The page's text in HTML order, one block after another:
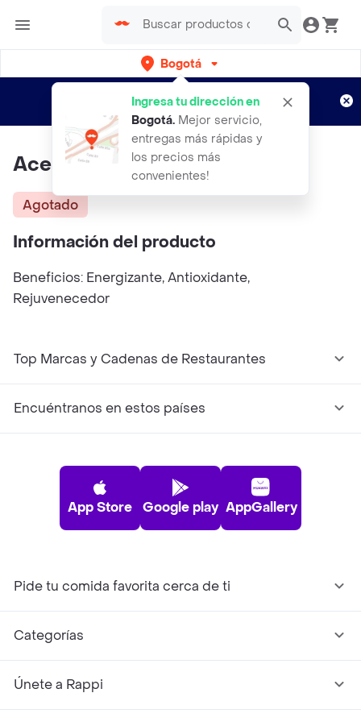
Bogotá
Ingresa tu dirección en
Bogotá. Mejor servicio,
entregas más rápidas y
los precios más
convenientes!
envíos gratis por semanas
Aplican TyC
Aceite Esencial, Jengibre
Agotado
Información del producto
Beneficios: Energizante, Antioxidante,
Rejuvenecedor
Top Marcas y Cadenas de Restaurantes
Encuéntranos en estos países
App Store Google play AppGallery
Pide tu comida favorita cerca de ti
Categorías
Únete a Rappi